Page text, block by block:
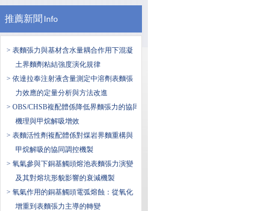
推薦新聞 Info
> 表麵張力與基材含水量耦合作用下混凝
土界麵劑粘結強度演化規律
> 依達拉奉注射液含量測定中溶劑表麵張
力效應的定量分析與方法改進
> OBS/CHSB複配體係降低界麵張力的協同
機理與甲烷解吸增效
> 表麵活性劑複配體係對煤岩界麵重構與
甲烷解吸的協同調控機製
> 氧氣參與下銅基觸頭熔池表麵張力演變
及其對熔坑形貌影響的衰減機製
> 氧氣作用的銅基觸頭電弧熔蝕：從氧化
增重到表麵張力主導的轉變